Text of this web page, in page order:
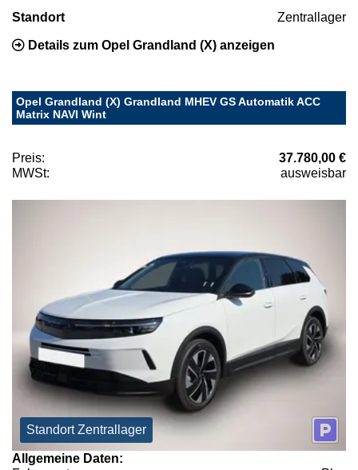
Standort Zentrallager
Details zum Opel Grandland (X) anzeigen
Opel Grandland (X) Grandland MHEV GS Automatik ACC
Matrix NAVI Wint
Preis:
37.780,00 €
MWSt:
ausweisbar
Standort Zentrallager
Allgemeine Daten: